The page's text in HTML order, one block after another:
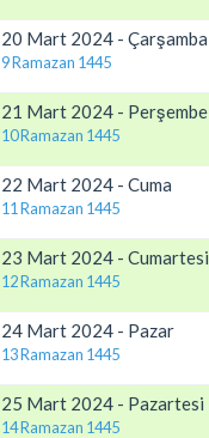
20 Mart 2024 - Çarşamba
9 Ramazan 1445
21 Mart 2024 - Perşembe
10 Ramazan 1445
22 Mart 2024 - Cuma
11 Ramazan 1445
23 Mart 2024 - Cumartesi
12 Ramazan 1445
24 Mart 2024 - Pazar
13 Ramazan 1445
25 Mart 2024 - Pazartesi
14 Ramazan 1445